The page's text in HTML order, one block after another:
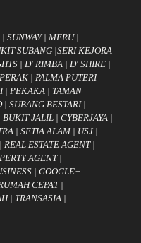
| SUNWAY| MERU|
SUBANG |SERI KEJORA
| D' RIMBA | D' SHIRE |
| PALMA PUTERI
| PEKAKA | TAMAN
| SUBANG BESTARI|
BUKIT JALIL | CYBERJAYA |
| SETIA ALAM| USJ |
| REAL ESTATE AGENT |
AGENT|
| GOOGLE+
CEPAT|
| TRANSASIA |